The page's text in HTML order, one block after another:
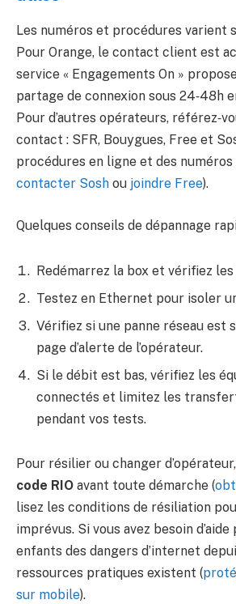
Les numéros et procédures varient
Pour Orange, le contact client est
service « Engagements On »
partage de connexion sous 24‑48h
Pour d’autres opérateurs,
contact : SFR, Bouygues, Free et
procédures en ligne et des numéros
contacter Sosh ou joindre Free).
Quelques conseils de dépannage
Redémarrez la box et vérifiez
Testez en Ethernet pour isoler
Vérifiez si une panne réseau est
page d’alerte de l’opérateur.
Si le débit est bas, vérifiez les
connectés et limitez les
pendant vos tests.
Pour résilier ou changer
code RIO avant toute démarche (
lisez les conditions de résiliation
imprévus. Si vous avez besoin
enfants des dangers d’internet
ressources pratiques existent (
sur mobile).